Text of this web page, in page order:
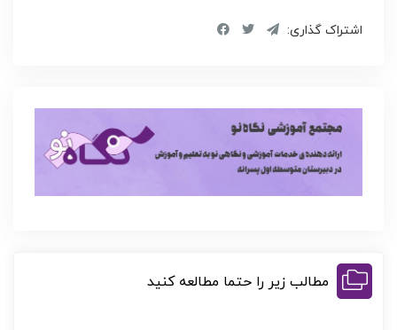
اشتراک گذاری:
مطالب زیر را حتما مطالعه کنید